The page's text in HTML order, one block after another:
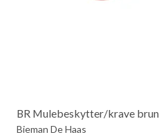
BR Mulebeskytter/krave brun
Bieman De Haas